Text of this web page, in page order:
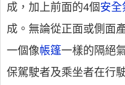
成，加上前面的4個安全
成。無論從正面或側面
一個像帳篷一樣的隔絕
保駕駛者及乘坐者在行